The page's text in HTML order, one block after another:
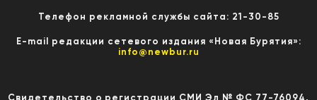
Телефон рекламной службы сайта: 21-30-85
E-mail редакции сетевого издания «Новая Бурятия»:
info@newbur.ru
Свидетельство о регистрации СМИ Эл № ФС 77-76094,